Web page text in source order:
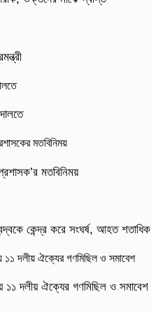
মতবিনিময়
কেন্দ্র করে সংঘর্ষ, আহত শতাধিক
১১ দলীয় ঐক্যের গণমিছিল ও সমাবেশ